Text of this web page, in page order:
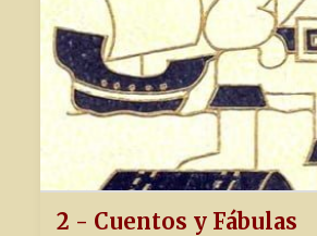
2 - Cuentos y Fábulas